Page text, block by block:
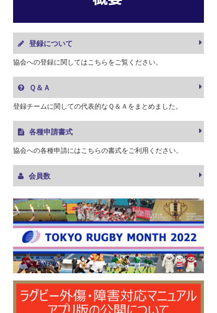
登録について
協会への登録に関してはこちらをご覧ください。
Ｑ＆Ａ
登録チームに関しての代表的なＱ＆Ａをまとめました。
各種申請書式
協会への各種申請にはこちらの書式をご利用ください。
会員数